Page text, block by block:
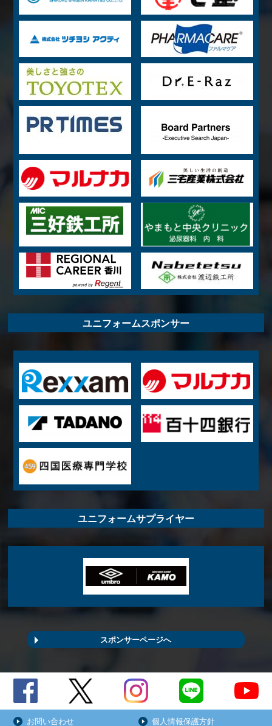
ユニフォームスポンサー
ユニフォームサプライヤー
スポンサーページへ
お問い合わせ 個人情報保護方針